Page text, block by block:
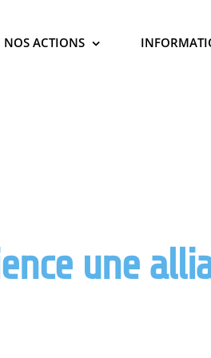
NOS ACTIONS
une